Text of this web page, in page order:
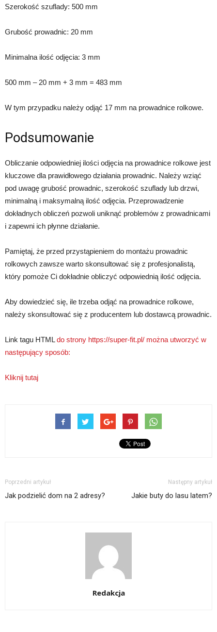
Szerokość szuflady: 500 mm
Grubość prowadnic: 20 mm
Minimalna ilość odjęcia: 3 mm
500 mm – 20 mm + 3 mm = 483 mm
W tym przypadku należy odjąć 17 mm na prowadnice rolkowe.
Podsumowanie
Obliczanie odpowiedniej ilości odjęcia na prowadnice rolkowe jest
kluczowe dla prawidłowego działania prowadnic. Należy wziąć
pod uwagę grubość prowadnic, szerokość szuflady lub drzwi,
minimalną i maksymalną ilość odjęcia. Przeprowadzenie
dokładnych obliczeń pozwoli uniknąć problemów z prowadnicami
i zapewni ich płynne działanie.
Pamiętaj, że przed przystąpieniem do montażu prowadnic
rolkowych zawsze warto skonsultować się z profesjonalistą,
który pomoże Ci dokładnie obliczyć odpowiednią ilość odjęcia.
Aby dowiedzieć się, ile trzeba odjąć na prowadnice rolkowe,
należy skonsultować się z producentem lub dostawcą prowadnic.
Link tagu HTMLdo strony https://super-fit.pl/ można utworzyć w
następujący sposób:
Kliknij tutaj
Poprzedni artykuł
Jak podzielić dom na 2 adresy?
Następny artykuł
Jakie buty do lasu latem?
Redakcja